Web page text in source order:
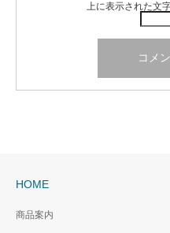
上に表示された文
HOME
商品案内